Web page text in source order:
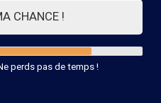
CHANCE !
perds pas de temps !